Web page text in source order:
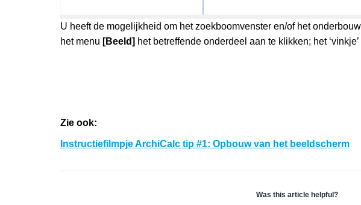
U heeft de mogelijkheid om het zoekboomvenster en/of het
het menu [Beeld] het betreffende onderdeel aan te klikken; het
Zie ook:
Instructiefilmpje ArchiCalc tip #1: Opbouw van het beeldscherm
Was this article helpful?